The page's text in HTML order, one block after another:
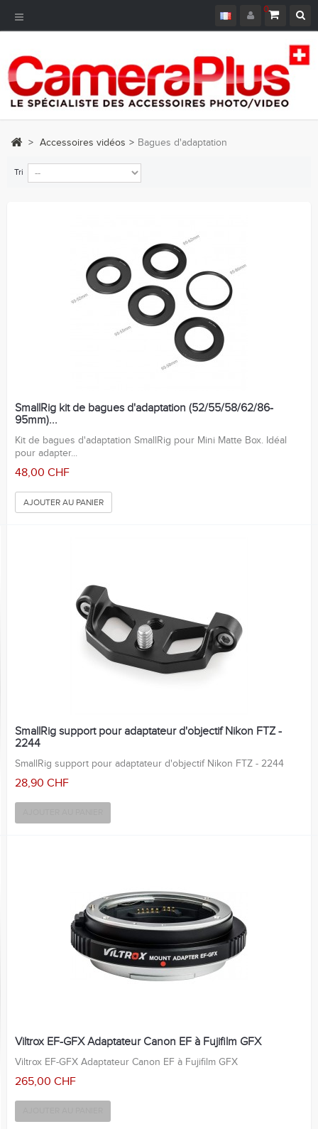
0
Navigation
bascule
> Accessoires vidéos > Bagues d'adaptation
Tri
SmallRig kit de bagues d'adaptation (52/55/58/62/86-
95mm)...
Kit de bagues d'adaptation SmallRig pour Mini Matte Box. Idéal
pour adapter...
48,00 CHF
AJOUTER AU PANIER
SmallRig support pour adaptateur d'objectif Nikon FTZ -
2244
SmallRig support pour adaptateur d'objectif Nikon FTZ - 2244
28,90 CHF
Viltrox EF-GFX Adaptateur Canon EF à Fujifilm GFX
Viltrox EF-GFX Adaptateur Canon EF à Fujifilm GFX
265,00 CHF